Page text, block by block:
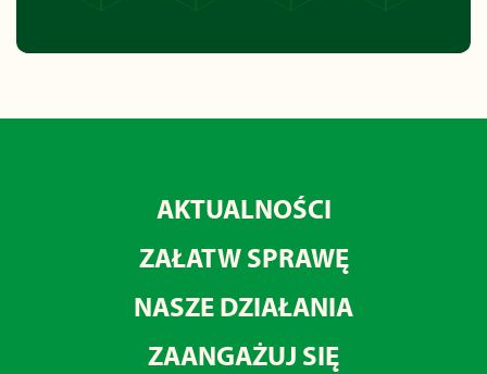
AKTUALNOŚCI
ZAŁATW SPRAWĘ
NASZE DZIAŁANIA
ZAANGAŻUJ SIĘ